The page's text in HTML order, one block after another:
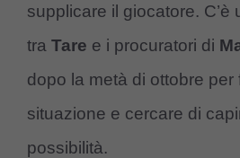
supplicare il giocatore. C’è
tra Tare e i procuratori di
dopo la metà di ottobre per
situazione e cercare di
possibilità.